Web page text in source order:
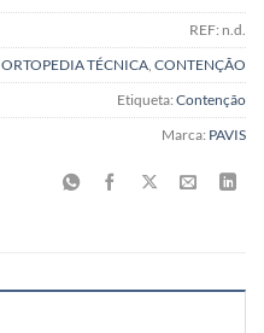
REF: n.d.
ORTOPEDIA TÉCNICA CONTENÇÃO
Etiqueta: Contenção
Marca: PAVIS